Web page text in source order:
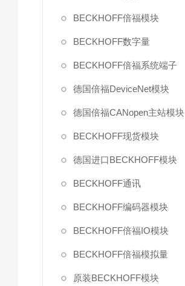
BECKHOFF倍福模块
BECKHOFF数字量
BECKHOFF倍福系统端子
德国倍福DeviceNet模块
德国倍福CANopen主站模块
BECKHOFF现货模块
德国进口BECKHOFF模块
BECKHOFF通讯
BECKHOFF编码器模块
BECKHOFF倍福IO模块
BECKHOFF倍福模拟量
原装BECKHOFF模块